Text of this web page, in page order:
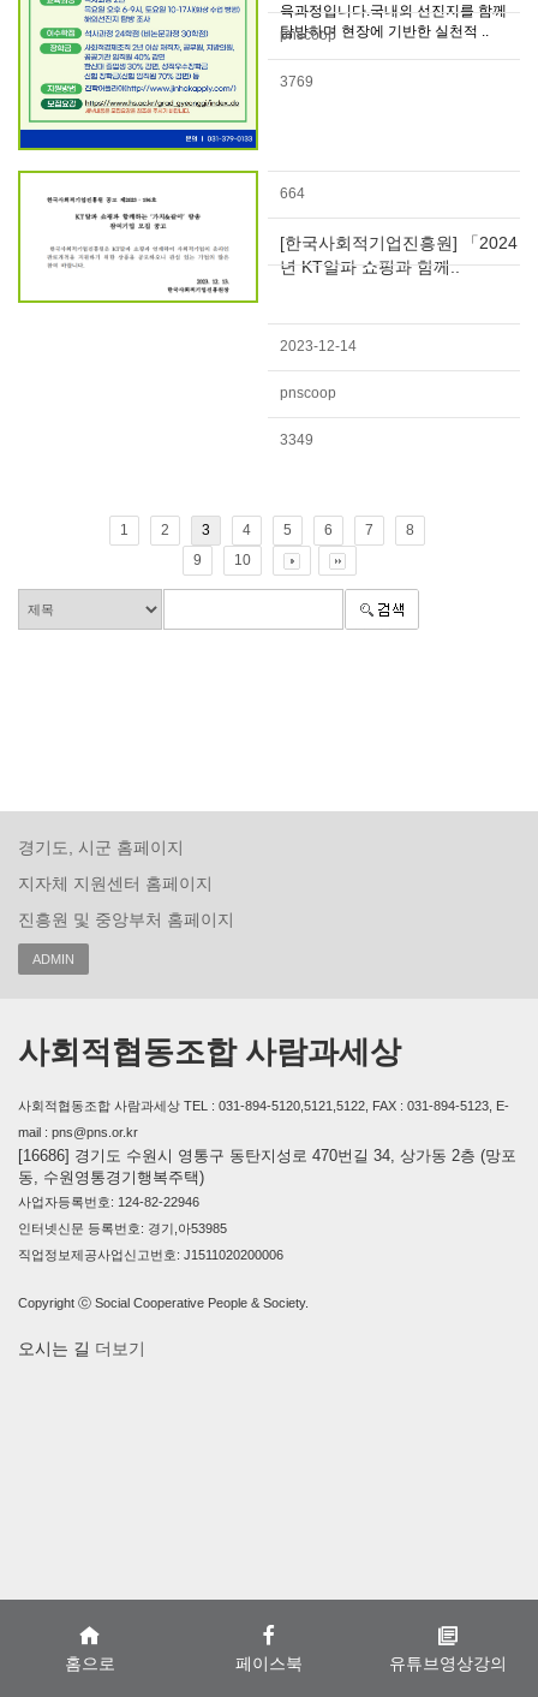
육과정입니다.국내외 선진지를 함께
탐방하며 현장에 기반한 실천적 ..
pnscoop
3769
664
[한국사회적기업진흥원] 「2024
년 KT알파 쇼핑과 함께..
2023-12-14
pnscoop
3349
1 2 3 4 5 6 7
8
9
10
홈으로 페이스북 유튜브영상강의
경기도, 시군 홈페이지
지자체 지원센터 홈페이지
진흥원 및 중앙부처 홈페이지
ADMIN
사회적협동조합 사람과세상
사회적협동조합 사람과세상 TEL : 031-894-5120,5121,5122, FAX : 031-894-5123, E-
mail : pns@pns.or.kr
[16686] 경기도 수원시 영통구 동탄지성로 470번길 34, 상가동 2층 (망포
동, 수원영통경기행복주택)
사업자등록번호: 124-82-22946
인터넷신문 등록번호: 경기,아53985
직업정보제공사업신고번호: J1511020200006
Copyright ⓒ Social Cooperative People & Society.
오시는 길 더보기